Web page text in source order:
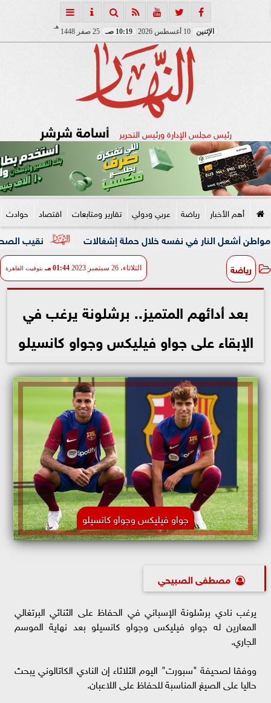
الإثنين 10 أغسطس 2026 10:19 صـ 25 صفر 1448
هـ
رئيس مجلس الإدارة ورئيس التحرير أسامة شرشر
أهم الأخبار رياضة عربي ودولي تقارير ومتابعات اقتصاد حوادث
نقيب الصحفيين في نفسه خلال حملة إشغالات
رياضة الثلاثاء، 26 سبتمبر 2023 01:44 مـ بتوقيت القاهرة
بعد أدائهم المتميز.. برشلونة يرغب في
الإبقاء على جواو فيليكس وجواو كانسيلو
جواو فيليكس وجواو كانسيلو
مصطفى الصبيحي
يرغب نادي برشلونة الإسباني في الحفاظ على الثنائي البرتغالي
المعارين له جواو فيليكس وجواو كانسيلو بعد نهاية الموسم
الجاري.
ووفقا لصحيفة "سبورت" اليوم الثلاثاء إن النادي الكاتالوني يبحث
حاليا على الصيغ المناسبة للحفاظ على اللاعبان.